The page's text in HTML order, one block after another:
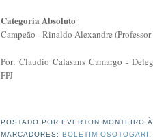
Categoria Absoluto
Campeão - Rinaldo Alexandre (Professor
Por: Claudio Calasans Camargo -
FPJ
POSTADO POR EVERTON MONTEIRO
MARCADORES:BOLETIM OSOTOGARI